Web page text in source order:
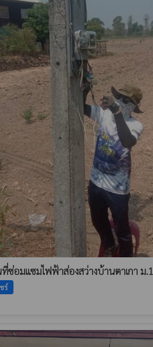
ซ่อมแซมไฟฟ้าส่องสว่างบ้านตาเกา ม
ร์